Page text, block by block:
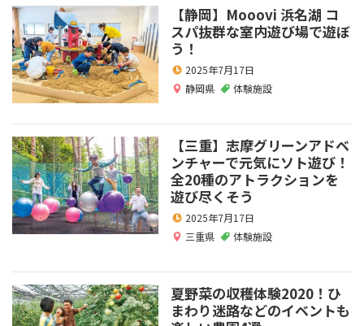
【静岡】Mooovi 浜名湖 コ
スパ抜群な室内遊び場で遊ぼ
う！
2025年7月17日
静岡県
体験施設
【三重】志摩グリーンアドベ
ンチャーで元気にソト遊び！
全20種のアトラクションを
遊び尽くそう
2025年7月17日
三重県
体験施設
夏野菜の収穫体験2020！ひ
まわり迷路などのイベントも